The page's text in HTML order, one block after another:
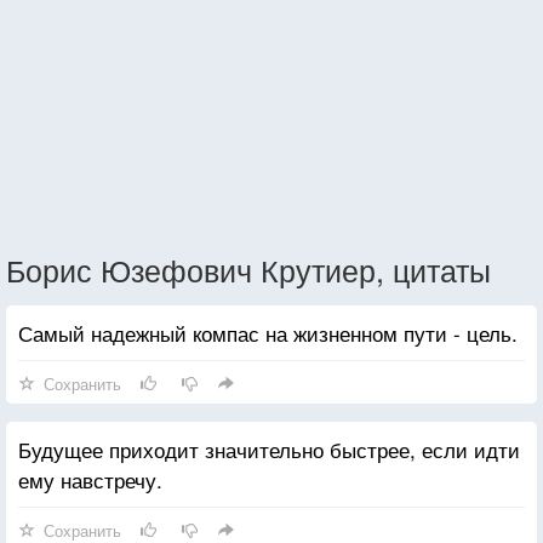
Борис Юзефович Крутиер, цитаты
Самый надежный компас на жизненном пути - цель.
Сохранить
Будущее приходит значительно быстрее, если идти
ему навстречу.
Сохранить